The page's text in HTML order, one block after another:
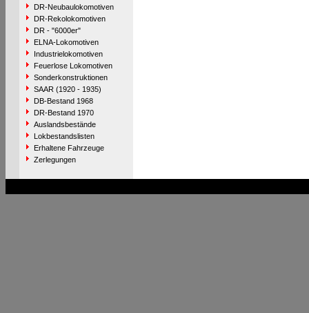
DR-Neubaulokomotiven
DR-Rekolokomotiven
DR - "6000er"
ELNA-Lokomotiven
Industrielokomotiven
Feuerlose Lokomotiven
Sonderkonstruktionen
SAAR (1920 - 1935)
DB-Bestand 1968
DR-Bestand 1970
Auslandsbestände
Lokbestandslisten
Erhaltene Fahrzeuge
Zerlegungen